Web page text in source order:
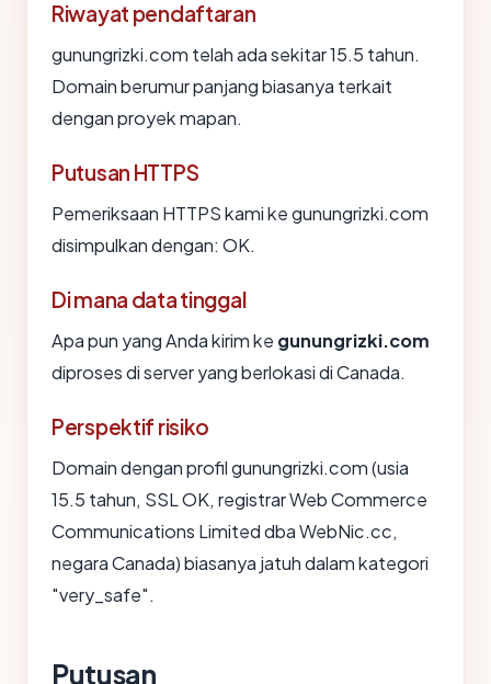
Riwayat pendaftaran
gunungrizki.com telah ada sekitar 15.5 tahun.
Domain berumur panjang biasanya terkait
dengan proyek mapan.
Putusan HTTPS
Pemeriksaan HTTPS kami ke gunungrizki.com
disimpulkan dengan: OK.
Di mana data tinggal
Apa pun yang Anda kirim ke gunungrizki.com
diproses di server yang berlokasi di Canada.
Perspektif risiko
Domain dengan profil gunungrizki.com (usia
15.5 tahun, SSL OK, registrar Web Commerce
Communications Limited dba WebNic.cc,
negara Canada) biasanya jatuh dalam kategori
"very_safe".
Putusan